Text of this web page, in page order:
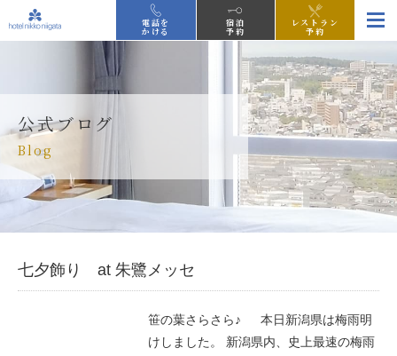
電話を
かける
宿泊
予約
レストラン
予約
公式ブログ
Blog
七夕飾り at 朱鷺メッセ
笹の葉さらさら♪ 本日新潟県は梅雨明
けしました。 新潟県内、史上最速の梅雨